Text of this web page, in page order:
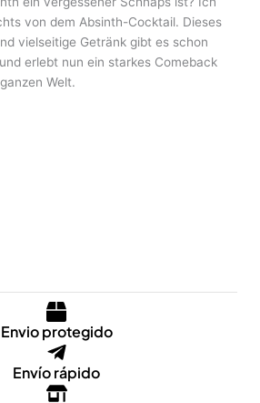
von dem Absinth-Cocktail. Dieses
vielseitige Getränk gibt es schon
erlebt nun ein starkes Comeback
Welt.
Envio protegido
Envío rápido